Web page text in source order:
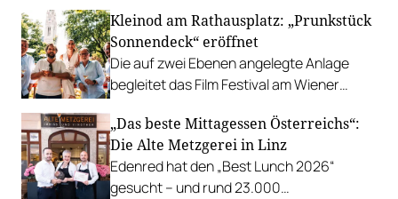
Richard Rauch kocht in der Riederalm
u.v.m.
Kleinod am Rathausplatz: „Prunkstück
Sonnendeck“ eröffnet
Die auf zwei Ebenen angelegte Anlage
begleitet das Film Festival am Wiener
mit Cocktails, Snacks und
Veranstaltungsprogramm.
„Das beste Mittagessen Österreichs“:
Die Alte Metzgerei in Linz
Edenred hat den „Best Lunch 2026“
gesucht – und rund 23.000